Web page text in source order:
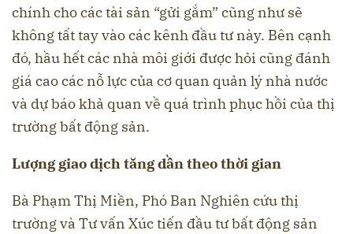
chính cho các tài sản “gửi gắm” cũng như sẽ
không tất tay vào các kênh đầu tư này. Bên cạnh
đó, hầu hết các nhà môi giới được hỏi cũng đánh
giá cao các nỗ lực của cơ quan quản lý nhà nước
và dự báo khả quan về quá trình phục hồi của thị
trường bất động sản.
Lượng giao dịch tăng dần theo thời gian
Bà Phạm Thị Miền, Phó Ban Nghiên cứu thị
trường và Tư vấn Xúc tiến đầu tư bất động sản